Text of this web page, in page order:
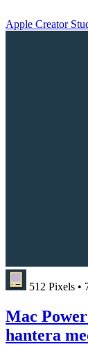
Apple Creator
512 Pixels •
Mac
hantera